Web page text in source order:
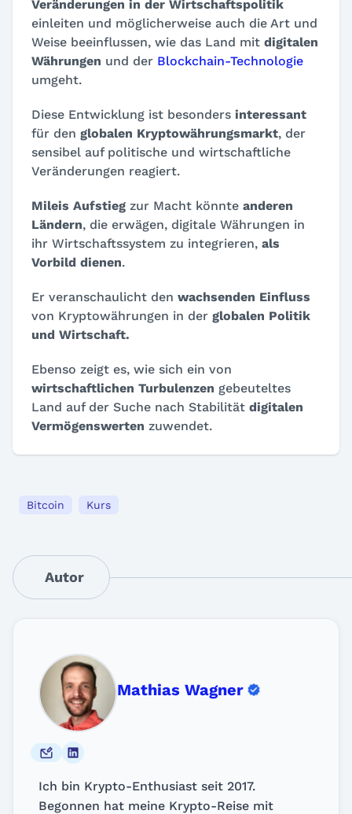
Veränderungen in der Wirtschaftspolitik
einleiten und möglicherweise auch die Art und
Weise beeinflussen, wie das Land mit digitalen
Währungen und der Blockchain-Technologie
umgeht.
Diese Entwicklung ist besonders interessant
für den globalen Kryptowährungsmarkt, der
sensibel auf politische und wirtschaftliche
Veränderungen reagiert.
Mileis Aufstieg zur Macht könnte anderen
Ländern, die erwägen, digitale Währungen in
ihr Wirtschaftssystem zu integrieren, als
Vorbild dienen.
Er veranschaulicht den wachsenden Einfluss
von Kryptowährungen in der globalen Politik
und Wirtschaft.
Ebenso zeigt es, wie sich ein von
wirtschaftlichen Turbulenzen gebeuteltes
Land auf der Suche nach Stabilität digitalen
Vermögenswerten zuwendet.
Bitcoin Kurs
Autor
Mathias Wagner
Ich bin Krypto-Enthusiast seit 2017.
Begonnen hat meine Krypto-Reise mit